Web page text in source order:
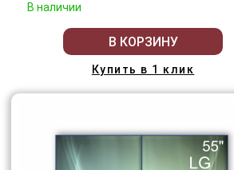
В наличии
В КОРЗИНУ
Купить в 1 клик